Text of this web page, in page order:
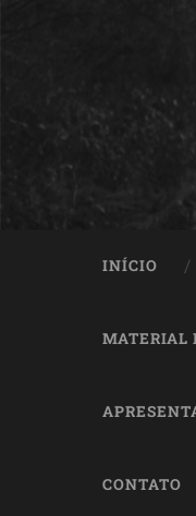
INÍCIO
MATERIAL
CONTATO